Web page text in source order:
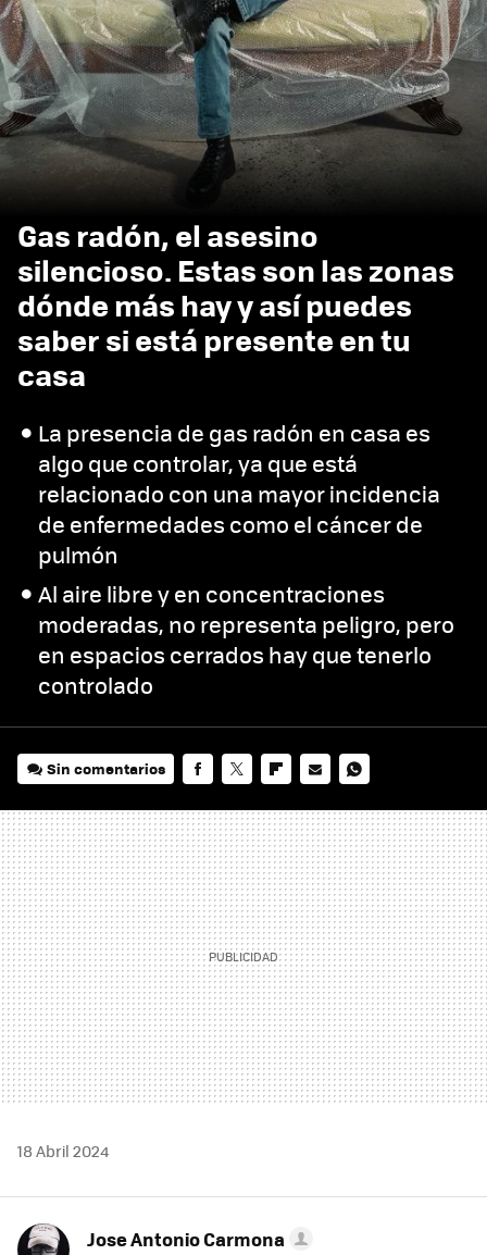
Gas radón, el asesino
silencioso. Estas son las zonas
dónde más hay y así puedes
saber si está presente en tu
casa
La presencia de gas radón en casa es
algo que controlar, ya que está
relacionado con una mayor incidencia
de enfermedades como el cáncer de
pulmón
Al aire libre y en concentraciones
moderadas, no representa peligro, pero
en espacios cerrados hay que tenerlo
controlado
Sin comentarios
MAIL
18 Abril 2024
Jose Antonio Carmona